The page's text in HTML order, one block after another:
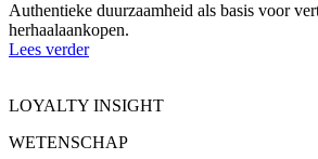
Authentieke duurzaamheid als basis voor
herhaalaankopen.
Lees verder
LOYALTY INSIGHT
WETENSCHAP